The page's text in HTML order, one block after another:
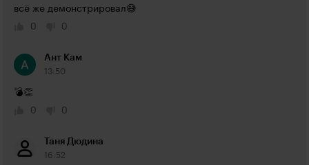
всё же демонстрировал😅
0
0
Ант Кам
13:50
💣👏
0
0
Таня Дюдина
16:52